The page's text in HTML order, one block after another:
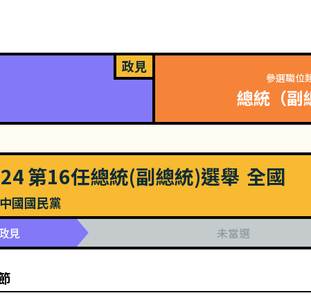
政見
參選職位
總統（副
第16任總統(副總統)選舉 全國
中國國民黨
見 未當選